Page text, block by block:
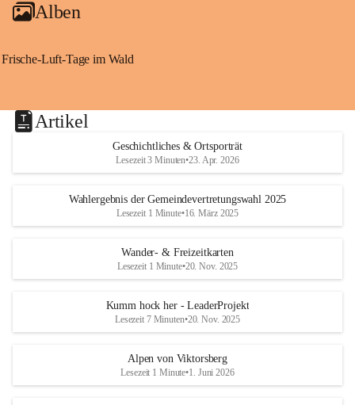
Alben
Frische-Luft-Tage im Wald
Artikel
Geschichtliches & Ortsporträt
Lesezeit 3 Minuten•23. Apr. 2026
Wahlergebnis der Gemeindevertretungswahl 2025
Lesezeit 1 Minute•16. März 2025
Wander- & Freizeitkarten
Lesezeit 1 Minute•20. Nov. 2025
Kumm hock her - LeaderProjekt
Lesezeit 7 Minuten•20. Nov. 2025
Alpen von Viktorsberg
Lesezeit 1 Minute•1. Juni 2026